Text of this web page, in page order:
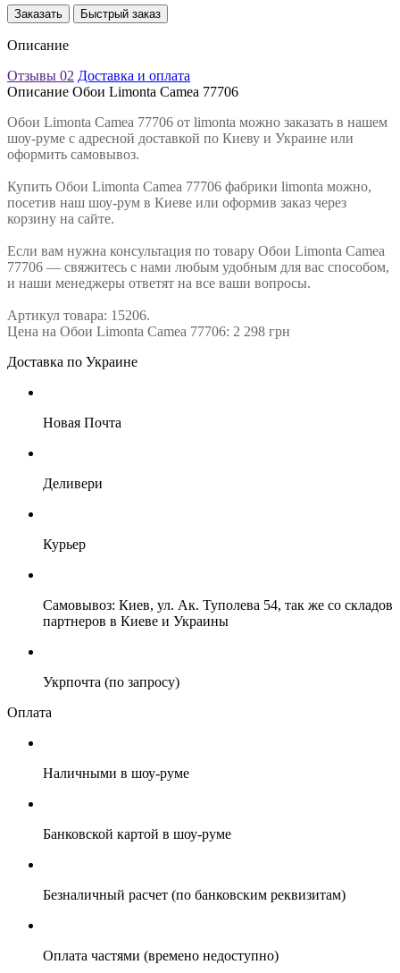
Заказать Быстрый заказ
Описание
Отзывы 02 Доставка и оплата
Описание Обои Limonta Camea 77706
Обои Limonta Camea 77706 от limonta можно заказать в нашем
шоу-руме с адресной доставкой по Киеву и Украине или
оформить самовывоз.
Купить Обои Limonta Camea 77706 фабрики limonta можно,
посетив наш шоу-рум в Киеве или оформив заказ через
корзину на сайте.
Если вам нужна консультация по товару Обои Limonta Camea
77706 — свяжитесь с нами любым удобным для вас способом,
и наши менеджеры ответят на все ваши вопросы.
Артикул товара: 15206.
Цена на Обои Limonta Camea 77706: 2 298 грн
Доставка по Украине
Новая Почта
Деливери
Курьер
Самовывоз: Киев, ул. Ак. Туполева 54, так же со складов
партнеров в Киеве и Украины
Укрпочта (по запросу)
Оплата
Наличными в шоу-руме
Банковской картой в шоу-руме
Безналичный расчет (по банковским реквизитам)
Оплата частями (времено недоступно)